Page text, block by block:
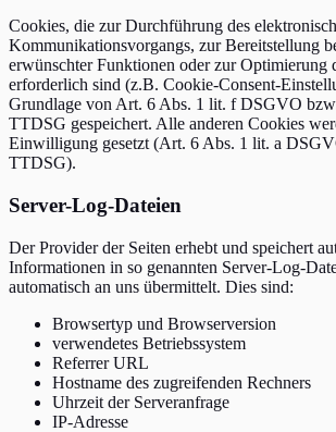
Cookies, die zur Durchführung des
Kommunikationsvorgangs, zur Bereitstellung
erwünschter Funktionen oder zur Optimierung
erforderlich sind (z.B. Cookie-Consent-
Grundlage von Art. 6 Abs. 1 lit. f DSGVO
TTDSG gespeichert. Alle anderen Cookies
Einwilligung gesetzt (Art. 6 Abs. 1 lit. a
TTDSG).
Server-Log-Dateien
Der Provider der Seiten erhebt und speichert
Informationen in so genannten Server-Log-
automatisch an uns übermittelt. Dies sind:
Browsertyp und Browserversion
verwendetes Betriebssystem
Referrer URL
Hostname des zugreifenden Rechners
Uhrzeit der Serveranfrage
IP-Adresse